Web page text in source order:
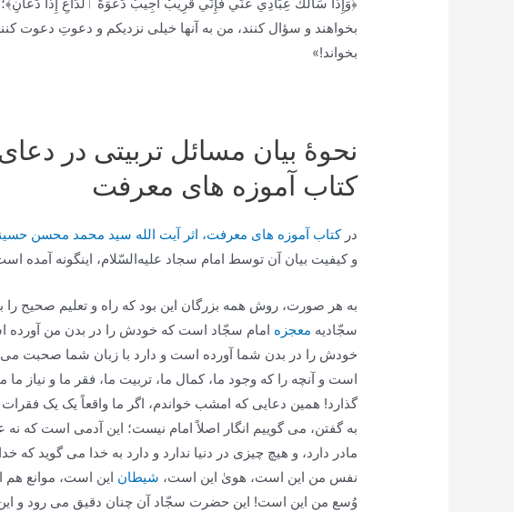
بخواهند و سؤال کنند، من به آنها خیلی نزدیکم و دعوتِ دعوت
بخواند!»
نحوۀ بیان مسائل تربیتی در
کتاب آموزه های معرفت
درکتاب آموزه های معرفت، اثر آیت الله سید محمد محسن
و کیفیت بیان آن توسط امام سجاد علیه‌السّلام، اینگونه آمده
به هر صورت، روش همه بزرگان این بود که راه و تعلیم صحیح را
سجّادیه معجزه امام سجّاد است که خودش را در بدن من آورده
خودش را در بدن شما آورده است و دارد با زبان شما صحبت می
است و آنچه را که وجود ما، کمال ما، تربیت ما، فقر ما و نیاز
گذارد! همین دعایی که امشب خواندم، اگر ما واقعاً یک یک
به گفتن، می گوییم انگار اصلاً امام نیست؛ این آدمی است که نه
مادر دارد، و هیچ چیزی در دنیا ندارد و دارد به خدا می گوید
نفس من این است، هویٰ این است، شیطان این است، موانع
وُسع من این است! این حضرت سجّاد آن چنان دقیق می رود و